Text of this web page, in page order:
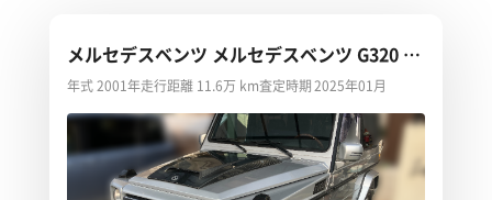
メルセデスベンツ メルセデスベンツ G320 シ
ョート
年式 2001年走行距離 11.6万 km査定時期 2025年01月